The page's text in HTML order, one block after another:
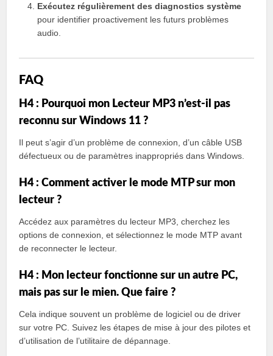
Exécutez régulièrement des diagnostics système
pour identifier proactivement les futurs problèmes
audio.
FAQ
H4 : Pourquoi mon Lecteur MP3 n’est-il pas
reconnu sur Windows 11 ?
Il peut s’agir d’un problème de connexion, d’un câble USB
défectueux ou de paramètres inappropriés dans Windows.
H4 : Comment activer le mode MTP sur mon
lecteur ?
Accédez aux paramètres du lecteur MP3, cherchez les
options de connexion, et sélectionnez le mode MTP avant
de reconnecter le lecteur.
H4 : Mon lecteur fonctionne sur un autre PC,
mais pas sur le mien. Que faire ?
Cela indique souvent un problème de logiciel ou de driver
sur votre PC. Suivez les étapes de mise à jour des pilotes et
d’utilisation de l’utilitaire de dépannage.